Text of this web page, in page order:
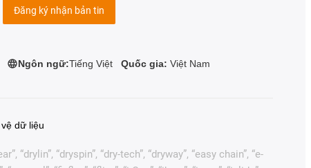
Đăng ký nhận bản tin
Ngôn ngữ:Tiếng Việt Quốc gia: Việt Nam
dữ liệu
“drylin”, “dryspin”, “dry-tech”, “dryway”, “easy chain”, “e-